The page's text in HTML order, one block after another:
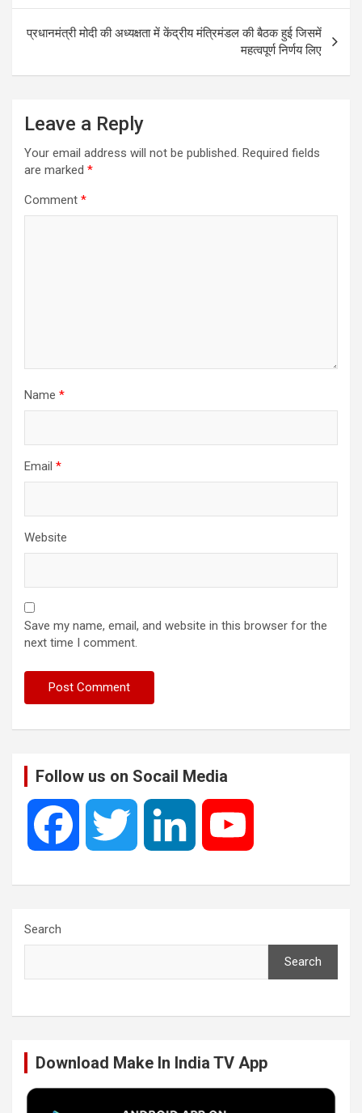
प्रधानमंत्री मोदी की अध्यक्षता में केंद्रीय मंत्रिमंडल की बैठक हुई जिसमें
महत्वपूर्ण निर्णय लिए
Leave a Reply
Your email address will not be published. Required fields
are marked *
Comment *
Name *
Email *
Website
Save my name, email, and website in this browser for the
next time I comment.
Follow us on Socail Media
e t k T
Search
Search
Download Make In India TV App